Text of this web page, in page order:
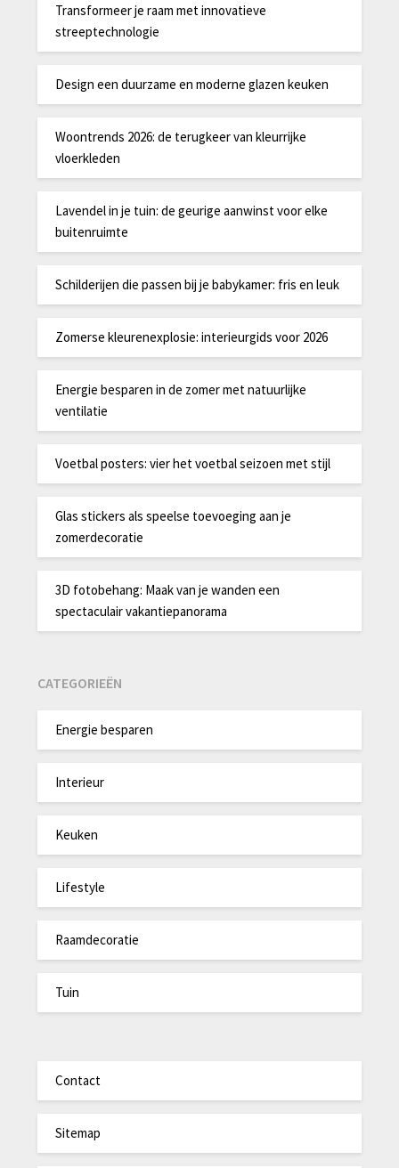
Transformeer je raam met innovatieve
streeptechnologie
Design een duurzame en moderne glazen keuken
Woontrends 2026: de terugkeer van kleurrijke
vloerkleden
Lavendel in je tuin: de geurige aanwinst voor elke
buitenruimte
Schilderijen die passen bij je babykamer: fris en leuk
Zomerse kleurenexplosie: interieurgids voor 2026
Energie besparen in de zomer met natuurlijke
ventilatie
Voetbal posters: vier het voetbal seizoen met stijl
Glas stickers als speelse toevoeging aan je
zomerdecoratie
3D fotobehang: Maak van je wanden een
spectaculair vakantiepanorama
CATEGORIEËN
Energie besparen
Interieur
Keuken
Lifestyle
Raamdecoratie
Tuin
Contact
Sitemap